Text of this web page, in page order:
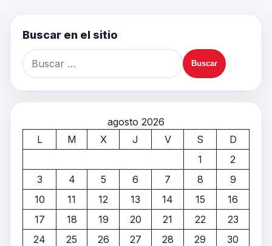
Buscar en el sitio
agosto 2026
L
M X J V S
D
1
2
3
4 5 6 7 8
9
10
11 12 13 14 15
16
17
18 19 20 21 22
23
24
25 26 27 28 29
30